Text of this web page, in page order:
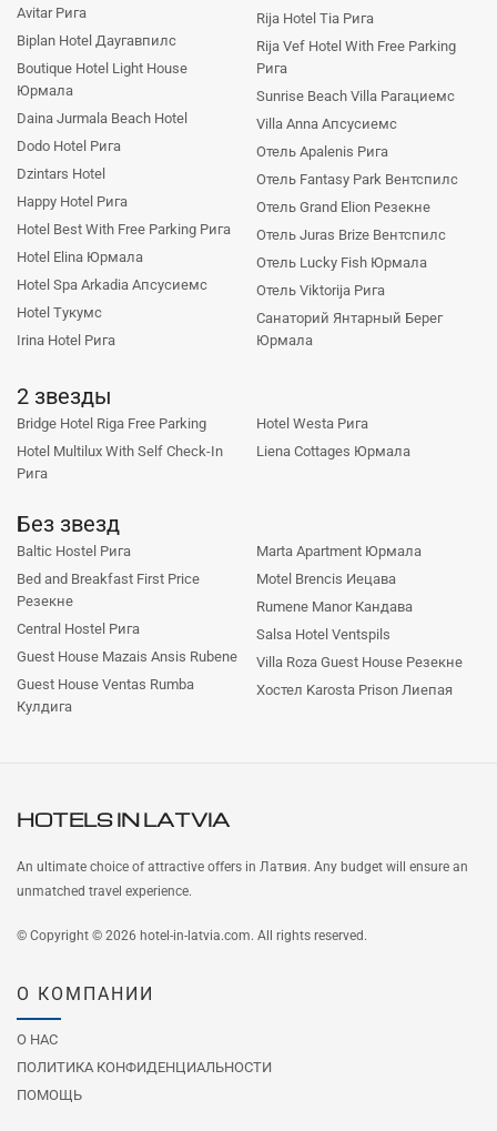
Avitar Рига
Biplan Hotel Даугавпилс
Boutique Hotel Light House
Юрмала
Daina Jurmala Beach Hotel
Dodo Hotel Рига
Dzintars Hotel
Happy Hotel Рига
Hotel Best With Free Parking Рига
Hotel Elina Юрмала
Hotel Spa Arkadia Апсусиемс
Hotel Тукумс
Irina Hotel Рига
Rija Hotel Tia Рига
Rija Vef Hotel With Free Parking
Рига
Sunrise Beach Villa Рагациемс
Villa Anna Апсусиемс
Отель Apalenis Рига
Отель Fantasy Park Вентспилс
Отель Grand Elion Резекне
Отель Juras Brize Вентспилс
Отель Lucky Fish Юрмала
Отель Viktorija Рига
Санаторий Янтарный Берег
Юрмала
2 звезды
Bridge Hotel Riga Free Parking
Hotel Multilux With Self Check-In
Рига
Hotel Westa Рига
Liena Cottages Юрмала
Без звезд
Baltic Hostel Рига
Bed and Breakfast First Price
Резекне
Central Hostel Рига
Guest House Mazais Ansis Rubene
Guest House Ventas Rumba
Кулдига
Marta Apartment Юрмала
Motel Brencis Иецава
Rumene Manor Кандава
Salsa Hotel Ventspils
Villa Roza Guest House Резекне
Хостел Karosta Prison Лиепая
HOTELS INLATVIA
An ultimate choice of attractive offers in Латвия. Any budget will ensure an
unmatched travel experience.
© Copyright © 2026 hotel-in-latvia.com. All rights reserved.
О КОМПАНИИ
О НАС
ПОЛИТИКА КОНФИДЕНЦИАЛЬНОСТИ
ПОМОЩЬ